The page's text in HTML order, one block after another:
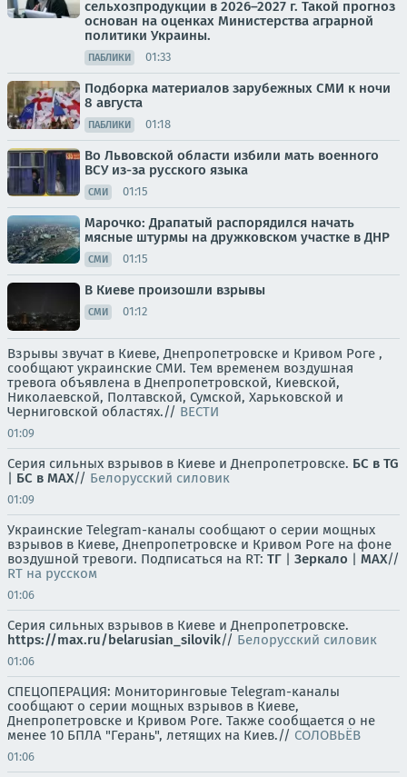
сельхозпродукции в 2026–2027 г. Такой прогноз
основан на оценках Министерства аграрной
политики Украины.
ПАБЛИКИ 01:33
Подборка материалов зарубежных СМИ к ночи
8 августа
ПАБЛИКИ 01:18
Во Львовской области избили мать военного
ВСУ из-за русского языка
СМИ 01:15
Марочко: Драпатый распорядился начать
мясные штурмы на дружковском участке в ДНР
СМИ 01:15
В Киеве произошли взрывы
СМИ 01:12
Взрывы звучат в Киеве, Днепропетровске и Кривом Роге ,
сообщают украинские СМИ. Тем временем воздушная
тревога объявлена в Днепропетровской, Киевской,
Николаевской, Полтавской, Сумской, Харьковской и
Черниговской областях.// ВЕСТИ
01:09
Серия сильных взрывов в Киеве и Днепропетровске. БС в TG
| БС в МАХ// Белорусский силовик
01:09
Украинские Telegram-каналы сообщают о серии мощных
взрывов в Киеве, Днепропетровске и Кривом Роге на фоне
воздушной тревоги. Подписаться на RT: ТГ | Зеркало | MAX//
RT на русском
01:06
Серия сильных взрывов в Киеве и Днепропетровске.
https://max.ru/belarusian_silovik// Белорусский силовик
01:06
СПЕЦОПЕРАЦИЯ: Мониторинговые Telegram-каналы
сообщают о серии мощных взрывов в Киеве,
Днепропетровске и Кривом Роге. Также сообщается о не
менее 10 БПЛА "Герань", летящих на Киев.// СОЛОВЬЁВ
01:06